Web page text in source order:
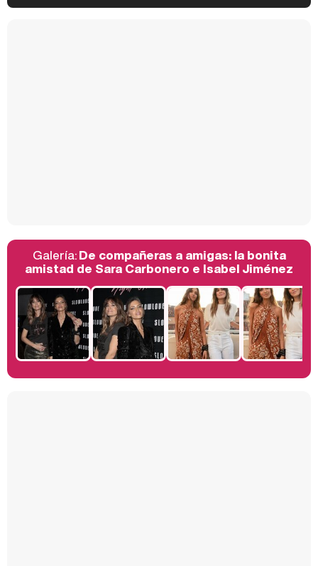
Manu Baqueiro: "Tuve como referente a Bruce Willis en 'Luz de Luna' para mi trabajo en la serie 'Perdiendo el juicio'"
Galería:De compañeras a amigas: la bonita
amistad de Sara Carbonero e Isabel Jiménez